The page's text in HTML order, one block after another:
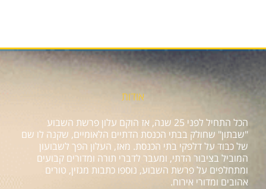
אודות
הכל התחיל לפני 25 שנה, אז הוקם עלון פרשת השבוע
"שבתון" שחולק בבתי הכנסת הדתיים הלאומיים, שקנה לו שם
של כבוד על דלפקי בתי הכנסת. מאז, העלון הפך לשבועון
המוביל בציבור הדתי, ומעבר לדברי תורה ומדורים קבועים
ומתחלפים על פרשת השבוע, נוספו כתבות מגזין, טורים
אהובים ומדורי אירוח.